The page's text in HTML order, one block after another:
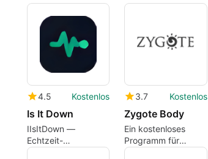
4.5 Kostenlos
Is It Down
IIsItDown —
Echtzeit-
Ausfallverfolgung
3.7 Kostenlos
Zygote Body
Ein kostenloses
Programm für
Webanwendungen,